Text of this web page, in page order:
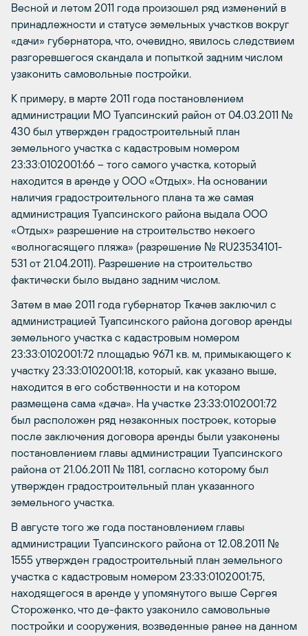
Весной и летом 2011 года произошел ряд изменений в
принадлежности и статусе земельных участков вокруг
«дачи» губернатора, что, очевидно, явилось следствием
разгоревшегося скандала и попыткой задним числом
узаконить самовольные постройки.
К примеру, в марте 2011 года постановлением
администрации МО Туапсинский район от 04.03.2011 №
430 был утвержден градостроительный план
земельного участка с кадастровым номером
23:33:0102001:66 – того самого участка, который
находится в аренде у ООО «Отдых». На основании
наличия градостроительного плана та же самая
администрация Туапсинского района выдала ООО
«Отдых» разрешение на строительство некоего
«волногасящего пляжа» (разрешение № RU23534101-
531 от 21.04.2011). Разрешение на строительство
фактически было выдано задним числом.
Затем в мае 2011 года губернатор Тка­чев заключил с
администрацией Туапсинского района договор аренды
земельного участка с кадастровым номером
23:33:0102001:72 площадью 9671 кв. м, примыкающего к
участку 23:33:0102001:18, который, как указано выше,
находится в его собственности и на котором
размещена сама «дача». На участке 23:33:0102001:72
был расположен ряд незаконных построек, которые
после заключения договора аренды были узаконены
постановлением главы администрации Туапсинского
района от 21.06.2011 № 1181, согласно которому был
утвержден градостроительный план указанного
земельного участка.
В августе того же года постановлением главы
администрации Туапсинского района от 12.08.2011 №
1555 утвержден градостроительный план земельного
участка с кадастровым номером 23:33:0102001:75,
находящегося в аренде у упомянутого выше Сергея
Стороженко, что де-факто узаконило самовольные
постройки и сооружения, возведенные ранее на данном